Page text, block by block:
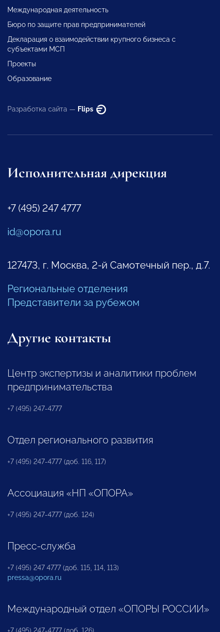
Международная деятельность
Бюро по защите прав предпринимателей
Декларация о взаимодействии крупного бизнеса с
субъектами МСП
Проекты
Образование
Разработка сайта — Flips
Исполнительная дирекция
+7 (495) 247 4777
id@opora.ru
127473, г. Москва, 2-й Самотечный пер., д.7.
Региональные отделения
Представители за рубежом
Другие контакты
Центр экспертизы и аналитики проблем
предпринимательства
+7 (495) 247-4777
Отдел регионального развития
+7 (495) 247-4777 (доб. 116, 117)
Ассоциация «НП «ОПОРА»
+7 (495) 247-4777 (доб. 124)
Пресс-служба
+7 (495) 247 4777 (доб. 115, 114, 113)
pressa@opora.ru
Международный отдел «ОПОРЫ РОССИИ»